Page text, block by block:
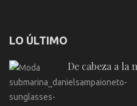
LO ÚLTIMO
De cabeza a la